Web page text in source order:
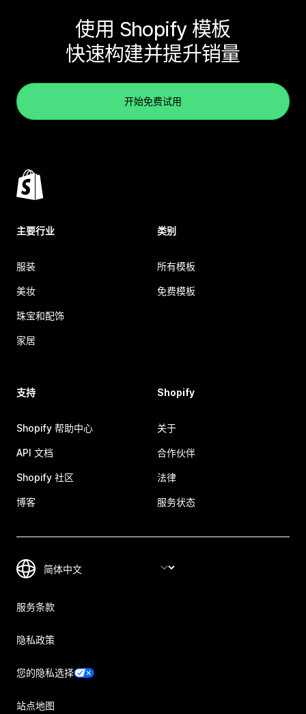
使用 Shopify 模板
快速构建并提升销量
开始免费试用
主要行业
服装
美妆
珠宝和配饰
家居
类别
所有模板
免费模板
支持
Shopify 帮助中心
API 文档
Shopify 社区
博客
Shopify
关于
合作伙伴
法律
服务状态
服务条款
隐私政策
您的隐私选择
站点地图